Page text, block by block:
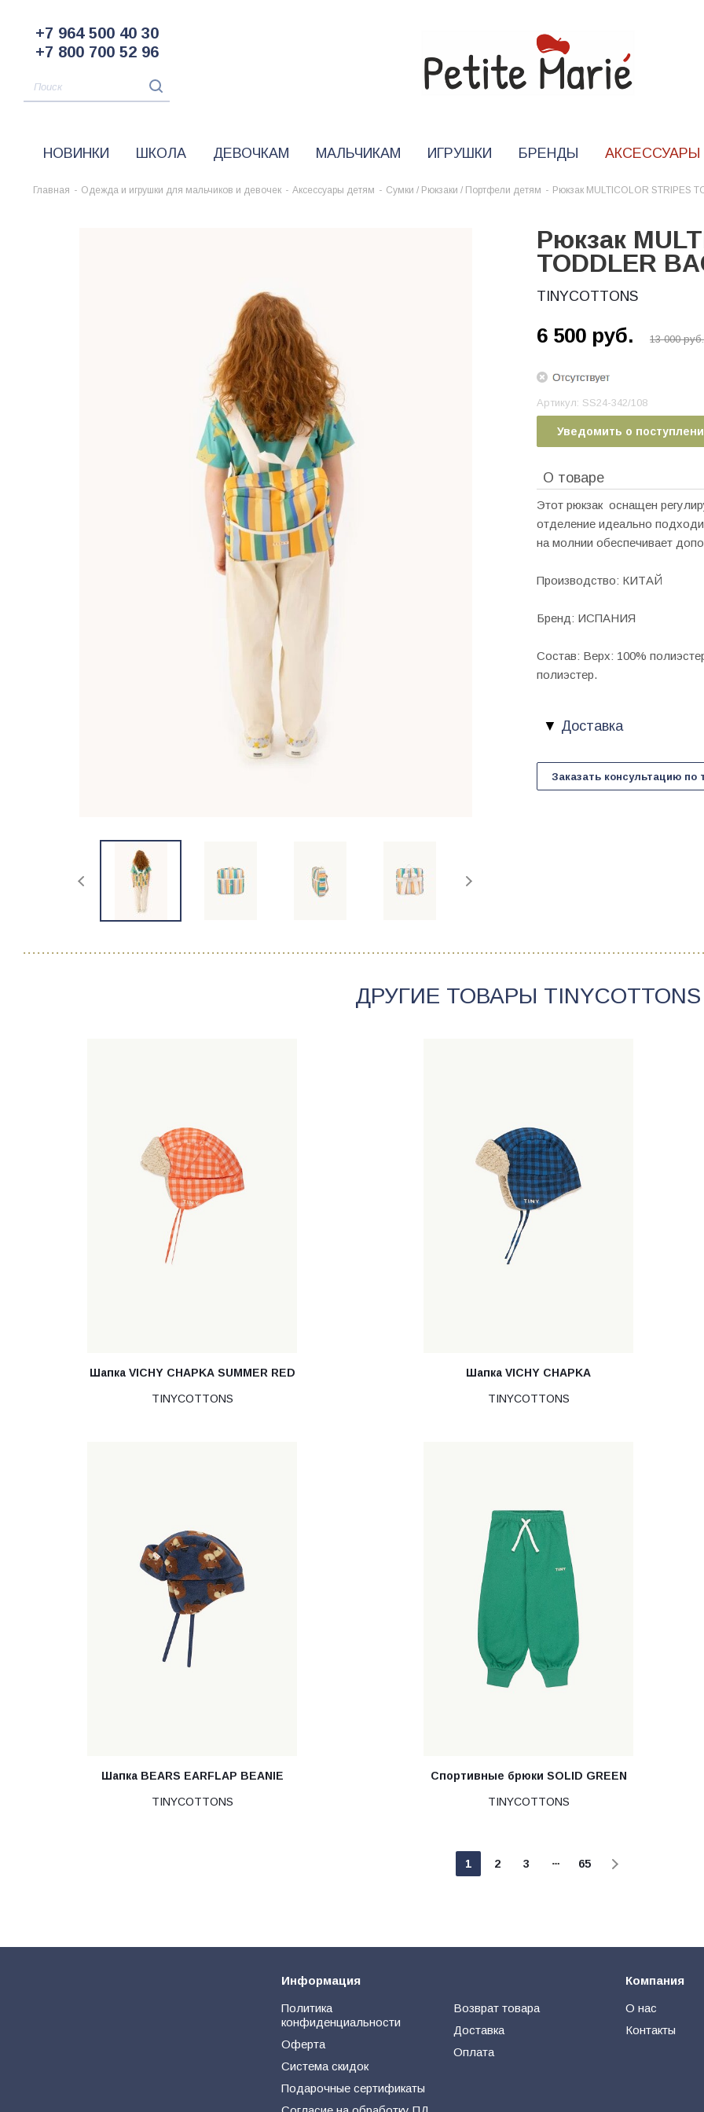
+7 964 500 40 30
+7 800 700 52 96
НОВИНКИ ШКОЛА ДЕВОЧКАМ МАЛЬЧИКАМ ИГРУШКИ БРЕНДЫ АКСЕССУАРЫ
Главная - Одежда и игрушки для мальчиков и девочек - Аксессуары детям - Сумки / Рюкзаки / Портфели детям - Рюкзак MULTICOLOR STRIPES
Рюкзак
TODDLER
TINYCOTTONS
6 500 руб. 13 000руб.
Артикул: SS24-342/108
Уведомить о
О товаре
Этот рюкзак оснащен
отделение идеально
на молнии обеспечивает
Производство: КИТАЙ
Бренд: ИСПАНИЯ
Состав: Верх: 100%
полиэстер.
Доставка
Заказать консультацию по
ДРУГИЕ ТОВАРЫ TINYCOTTONS
Шапка VICHY CHAPKA SUMMER RED
TINYCOTTONS
Шапка VICHY CHAPKA
TINYCOTTONS
Шапка BEARS EARFLAP BEANIE
TINYCOTTONS
Спортивные брюки SOLID GREEN
TINYCOTTONS
1 2 3 65
Информация
Политика
конфиденциальности
Оферта
Система скидок
Подарочные сертификаты
Возврат товара
Доставка
Оплата
Компания
О нас
Контакты